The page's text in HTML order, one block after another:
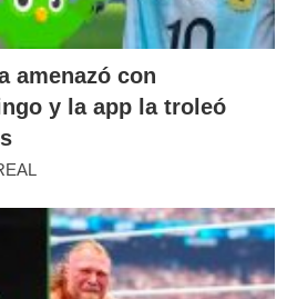
amenazó con
y la app la troleó